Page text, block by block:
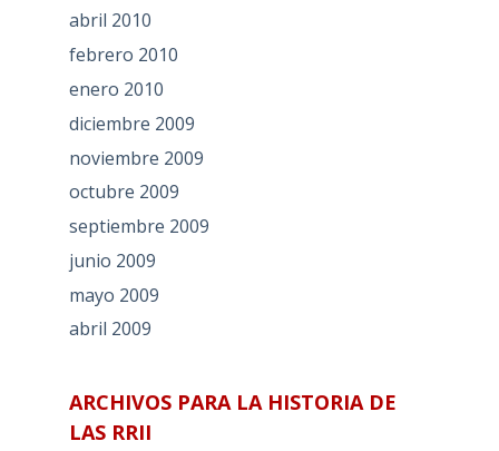
abril 2010
febrero 2010
enero 2010
diciembre 2009
noviembre 2009
octubre 2009
septiembre 2009
junio 2009
mayo 2009
abril 2009
ARCHIVOS PARA LA HISTORIA DE
LAS RRII